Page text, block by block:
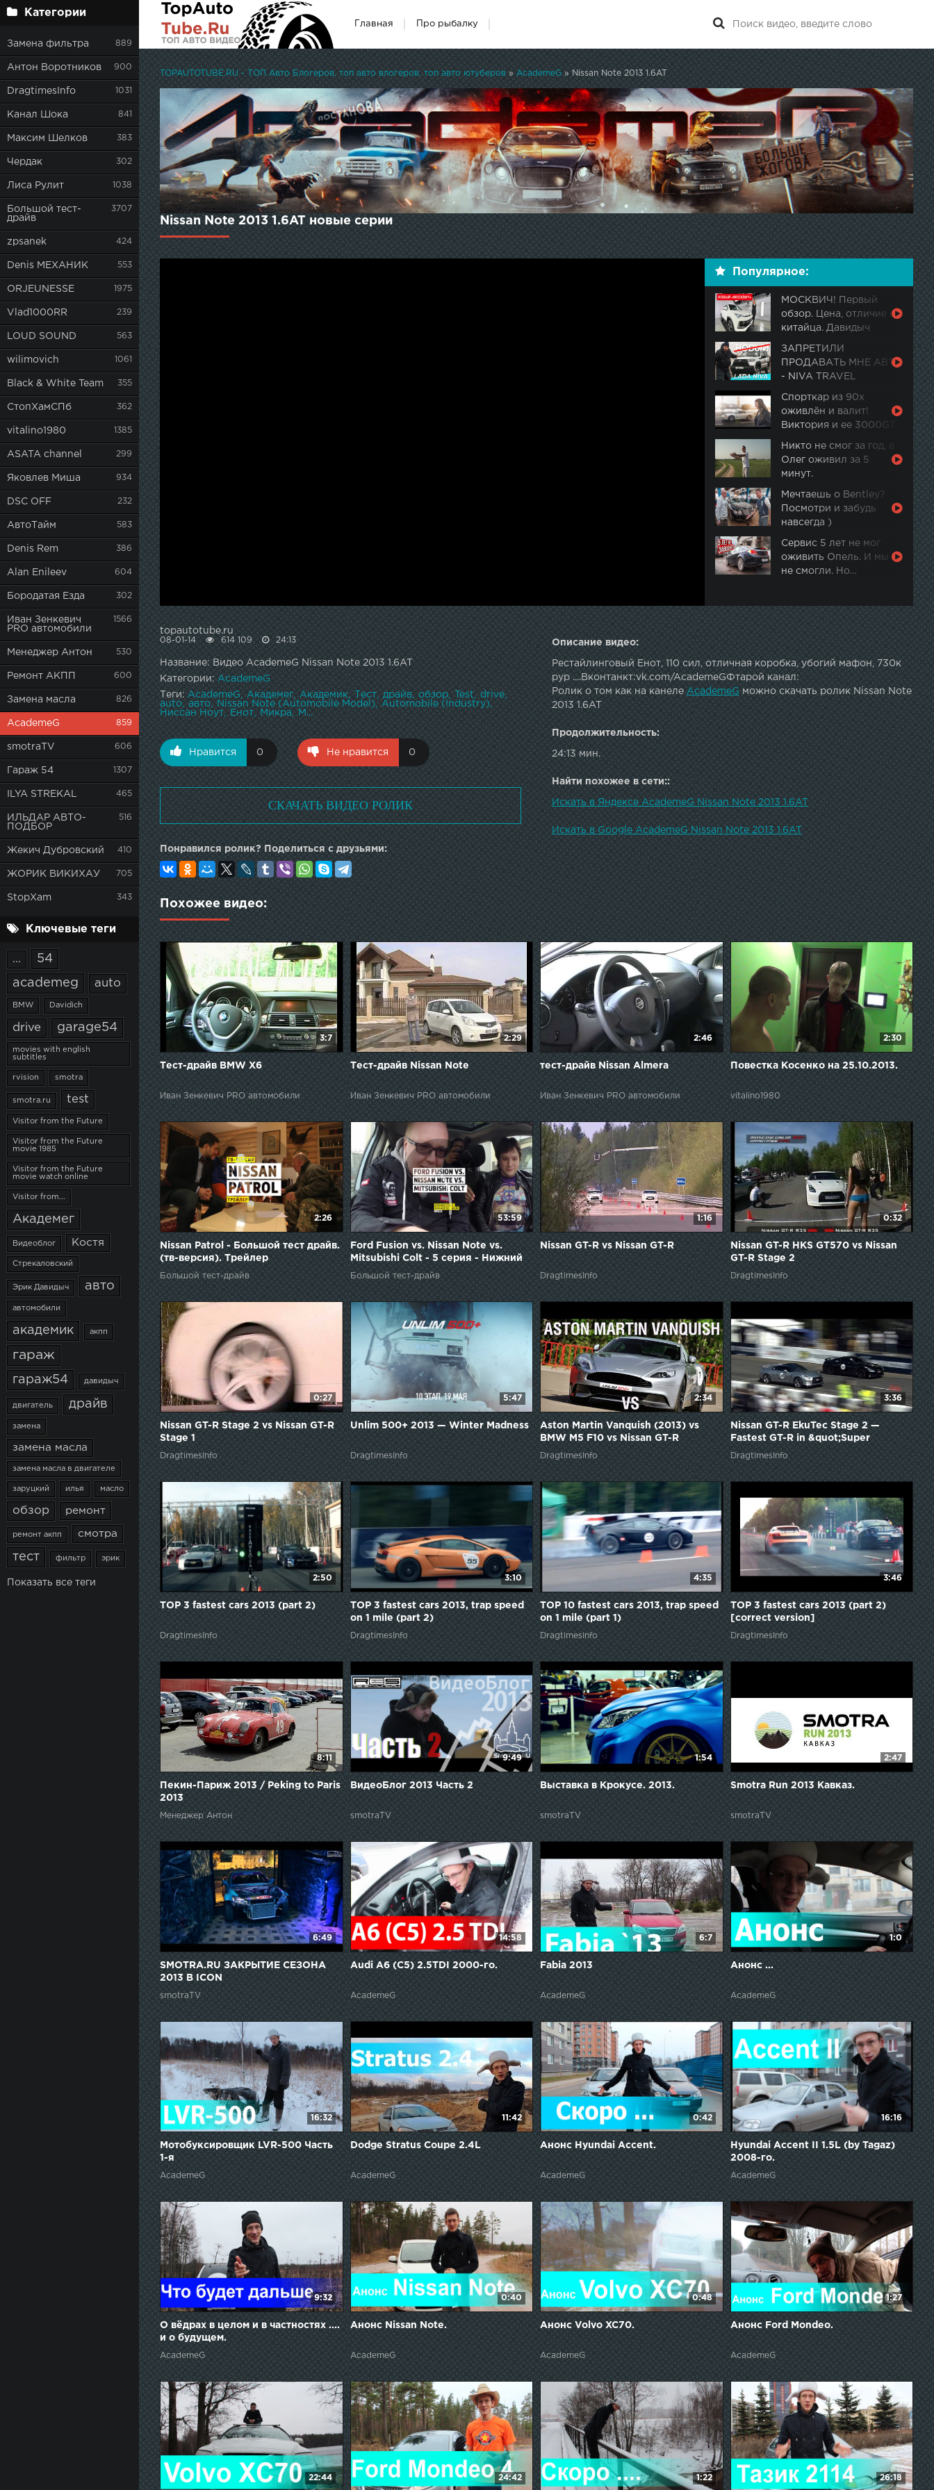
Категории
Замена фильтра 889
Антон Воротников 900
DragtimesInfo 1031
Канал Шока 841
Максим Шелков 383
Чердак 302
Лиса Рулит 1038
Большой тест-
драйв
3707
zpsanek 424
Denis МЕХАНИК 553
ORJEUNESSE 1975
Vlad1000RR 239
LOUD SOUND 563
wilimovich 1061
Black & White Team 355
СтопХамСПб 362
vitalino1980 1385
ASATA channel 299
Яковлев Миша 934
DSC OFF 232
АвтоТайм 583
Denis Rem 386
Alan Enileev 604
Бородатая Езда 302
Иван Зенкевич
PRO автомобили
1566
Менеджер Антон 530
Ремонт АКПП 600
Замена масла 826
AcademeG 859
smotraTV 606
Гараж 54 1307
ILYA STREKAL 465
ИЛЬДАР АВТО-
ПОДБОР
516
Жекич Дубровский 410
ЖОРИК ВИКИХАУ 705
StopXam 343
Ключевые теги
... 54
academeg auto
BMW Davidich
drive garage54
movies with english
subtitles
rvision smotra
smotra.ru test
Visitor from the Future
Visitor from the Future
movie 1985
Visitor from the Future
movie watch online
Visitor from...
Академег
Видеоблог Костя
Стрекаловский
Эрик Давидыч авто
автомобили
академик акпп
гараж
гараж54 давидыч
двигатель драйв
замена
замена масла
замена масла в двигателе
заруцкий илья масло
обзор ремонт
ремонт акпп смотра
тест фильтр эрик
Показать все теги
Главная Про рыбалку
TOPAUTOTUBE.RU - ТОП Авто Блогеров, топ авто влогеров, топ авто ютуберов» AcademeG» Nissan Note 2013 1.6AT
Nissan Note 2013 1.6AT новые серии
Популярное:
МОСКВИЧ! Первый
обзор. Цена, отличие от
китайца. Давидыч
ЗАПРЕТИЛИ
ПРОДАВАТЬ МНЕ АВТО
- NIVA TRAVEL
Спорткар из 90х
оживлён и валит!
Виктория и ее 3000GT.
Никто не смог за год, а
Олег оживил за 5
минут.
Мечтаешь о Bentley?
Посмотри и забудь
навсегда )
Сервис 5 лет не мог
оживить Опель. И мы
не смогли. Но…
topautotube.ru
Описание видео:
Рестайлинговый Енот, 110 сил, отличная коробка, убогий мафон, 730к
рур ....Вконтанкт:vk.com/AcademeGФтарой канал:
Ролик о том как на канеле AcademeGможно скачать ролик Nissan Note
2013 1.6AT
Продолжительность:
24:13 мин.
Найти похожее в сети::
Искать в Яндексе AcademeG Nissan Note 2013 1.6AT
Искать в Google AcademeG Nissan Note 2013 1.6AT
08-01-14 614 109 24:13
Название: Видео AcademeG Nissan Note 2013 1.6AT
Категории:AcademeG
Теги: AcademeG Академег Академик Тест драйв обзор Test
drive
auto
авто Nissan Note (Automobile Model)
Automobile (Industry)
Ниссан Ноут
Енот Микра M...
Нравится 0 Не нравится 0
СКАЧАТЬ ВИДЕО РОЛИК
Понравился ролик? Поделиться с друзьями:
Похожее видео:
3:7
Тест-драйв BMW X6
Иван Зенкевич PRO автомобили
2:29
Тест-драйв Nissan Note
Иван Зенкевич PRO автомобили
2:46
тест-драйв Nissan Almera
Иван Зенкевич PRO автомобили
2:30
Повестка Косенко на 25.10.2013.
vitalino1980
2:26
Nissan Patrol - Большой тест драйв.
(тв-версия). Трейлер
Большой тест-драйв
53:59
Ford Fusion vs. Nissan Note vs.
Mitsubishi Colt - 5 серия - Нижний
Новгород - Большая страна - БТД
Большой тест-драйв
1:16
Nissan GT-R vs Nissan GT-R
DragtimesInfo
0:32
Nissan GT-R HKS GT570 vs Nissan
GT-R Stage 2
DragtimesInfo
0:27
Nissan GT-R Stage 2 vs Nissan GT-R
Stage 1
DragtimesInfo
5:47
Unlim 500+ 2013 — Winter Madness
DragtimesInfo
2:34
Aston Martin Vanquish (2013) vs
BMW M5 F10 vs Nissan GT-R
DragtimesInfo
3:36
Nissan GT-R EkuTec Stage 2 —
Fastest GT-R in &quot;Super
cars&quot; class 2013
DragtimesInfo
2:50
TOP 3 fastest cars 2013 (part 2)
DragtimesInfo
3:10
TOP 3 fastest cars 2013, trap speed
on 1 mile (part 2)
DragtimesInfo
4:35
TOP 10 fastest cars 2013, trap speed
on 1 mile (part 1)
DragtimesInfo
3:46
TOP 3 fastest cars 2013 (part 2)
[correct version]
DragtimesInfo
8:11
Пекин-Париж 2013 / Peking to Paris
2013
Менеджер Антон
9:49
ВидеоБлог 2013 Часть 2
smotraTV
1:54
Выставка в Крокусе. 2013.
smotraTV
2:47
Smotra Run 2013 Кавказ.
smotraTV
6:49
SMOTRA.RU ЗАКРЫТИЕ СЕЗОНА
2013 В ICON
smotraTV
14:58
Audi A6 (C5) 2.5TDI 2000-го.
AcademeG
6:7
Fabia 2013
AcademeG
1:0
Анонс ...
AcademeG
16:32
Мотобуксировщик LVR-500 Часть
1-я
AcademeG
11:42
Dodge Stratus Coupe 2.4L
AcademeG
0:42
Анонс Hyundai Accent.
AcademeG
16:16
Hyundai Accent II 1.5L (by Tagaz)
2008-го.
AcademeG
9:32
О вёдрах в целом и в частностях ....
и о будущем.
AcademeG
0:40
Анонс Nissan Note.
AcademeG
0:48
Анонс Volvo XC70.
AcademeG
1:27
Анонс Ford Mondeo.
AcademeG
22:44 24:42 1:22 26:18